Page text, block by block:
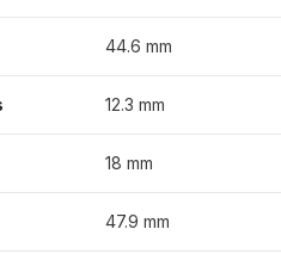
44.6 mm
12.3 mm
18 mm
47.9 mm